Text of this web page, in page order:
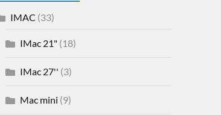
IMAC (33)
IMac 21"(18)
IMac 27'' (3)
Mac mini (9)